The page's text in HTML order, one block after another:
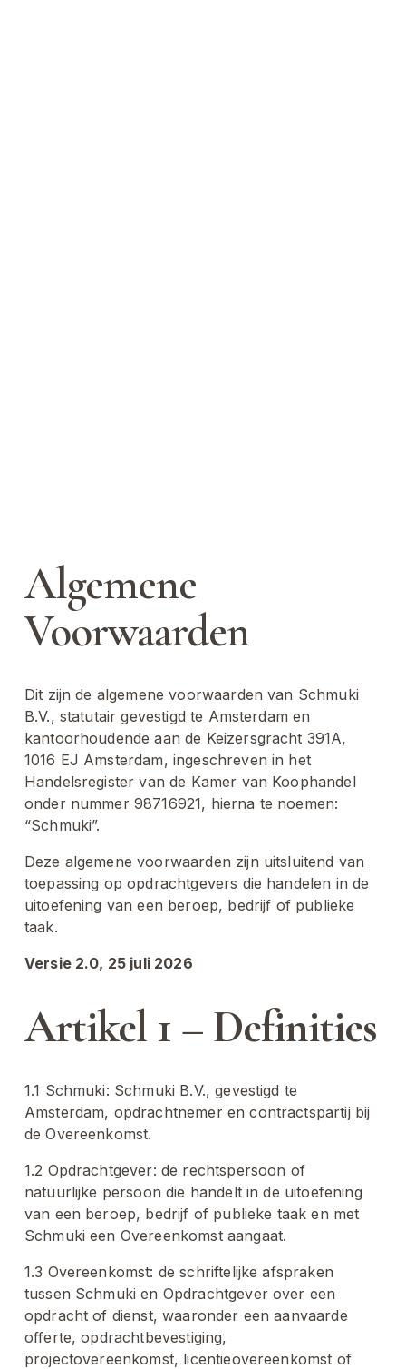
Algemene
Voorwaarden
Dit zijn de algemene voorwaarden van Schmuki
B.V., statutair gevestigd te Amsterdam en
kantoorhoudende aan de Keizersgracht 391A,
1016 EJ Amsterdam, ingeschreven in het
Handelsregister van de Kamer van Koophandel
onder nummer 98716921, hierna te noemen:
“Schmuki”.
Deze algemene voorwaarden zijn uitsluitend van
toepassing op opdrachtgevers die handelen in de
uitoefening van een beroep, bedrijf of publieke
taak.
Versie 2.0, 25 juli 2026
Artikel 1 – Definities
1.1 Schmuki: Schmuki B.V., gevestigd te
Amsterdam, opdrachtnemer en contractspartij bij
de Overeenkomst.
1.2 Opdrachtgever: de rechtspersoon of
natuurlijke persoon die handelt in de uitoefening
van een beroep, bedrijf of publieke taak en met
Schmuki een Overeenkomst aangaat.
1.3 Overeenkomst: de schriftelijke afspraken
tussen Schmuki en Opdrachtgever over een
opdracht of dienst, waaronder een aanvaarde
offerte, opdrachtbevestiging,
projectovereenkomst, licentieovereenkomst of